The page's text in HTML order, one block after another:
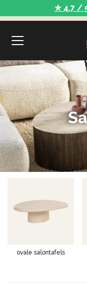
★ 4.7 /
ovale salontafels